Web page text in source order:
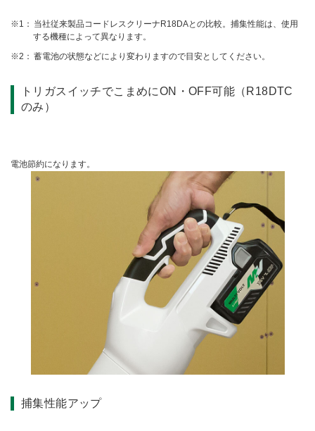
当社従来製品コードレスクリーナR18DAとの比較。捕集性能は、使用
する機種によって異なります。
蓄電池の状態などにより変わりますので目安としてください。
トリガスイッチでこまめにON・OFF可能（R18DTC
のみ）
電池節約になります。
捕集性能アップ